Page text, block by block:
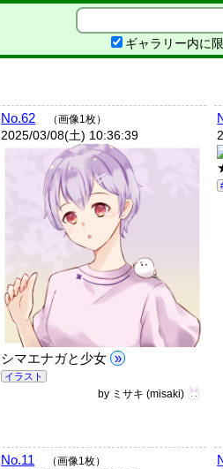
ギャラリー内に
No.62 （画像1枚）
2025/03/08(土) 10:36:39
シマエナガと少女 »
イラスト
by ミサキ (misaki)
No.11 （画像1枚）